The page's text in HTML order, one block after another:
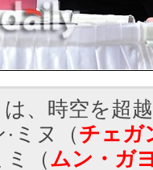
は、時空を超
ミヌ（チェガ
ミ（ムン・ガ